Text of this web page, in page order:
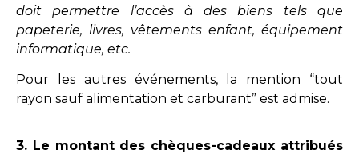
doit permettre l’accès à des biens tels que
papeterie, livres, vêtements enfant, équipement
informatique, etc.
Pour les autres événements, la mention “tout
rayon sauf alimentation et carburant” est admise.
3. Le montant des chèques-cadeaux attribués